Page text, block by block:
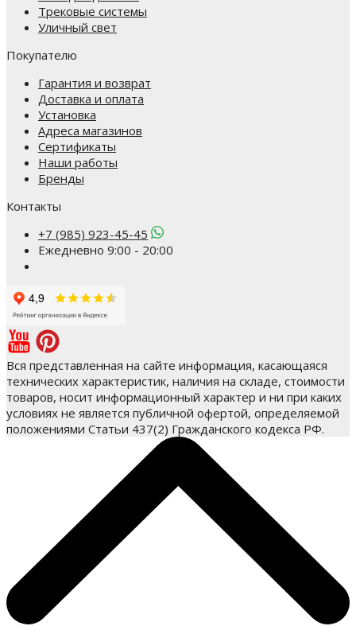
Трековые системы
Уличный свет
Покупателю
Гарантия и возврат
Доставка и оплата
Установка
Адреса магазинов
Сертификаты
Наши работы
Бренды
Контакты
+7 (985) 923-45-45
Ежедневно 9:00 - 20:00
Вся представленная на сайте информация, касающаяся
технических характеристик, наличия на складе, стоимости
товаров, носит информационный характер и ни при каких
условиях не является публичной офертой, определяемой
положениями Статьи 437(2) Гражданского кодекса РФ.